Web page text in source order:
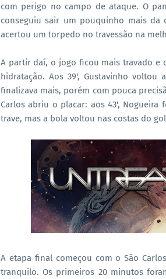
com perigo no campo de ataque. O
conseguiu sair um pouquinho mais da
acertou um torpedo no travessão na
A partir daí, o jogo ficou mais travado e
hidratação. Aos 39', Gustavinho
finalizava mais, porém com pouca
Carlos abriu o placar: aos 43',
trave, mas a bola voltou nas costas do
A etapa final começou com o São
tranquilo. Os primeiros 20 minutos